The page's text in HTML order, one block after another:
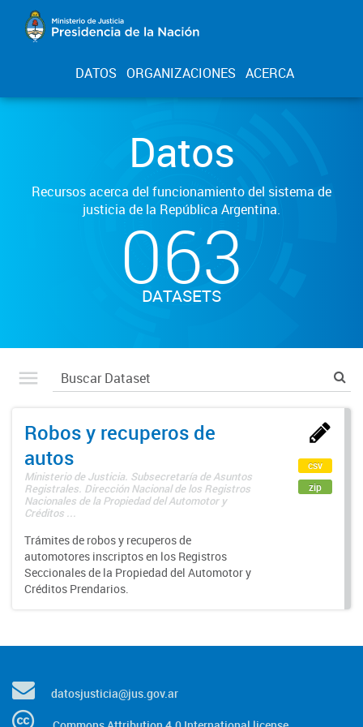
DATOS ORGANIZACIONES ACERCA
Datos
Recursos acerca del funcionamiento del sistema de
justicia de la República Argentina.
063
DATASETS
Robos y recuperos de
autos
Ministerio de Justicia. Subsecretaría de Asuntos
Registrales. Dirección Nacional de los Registros
Nacionales de la Propiedad del Automotor y
Créditos ...
Trámites de robos y recuperos de
automotores inscriptos en los Registros
Seccionales de la Propiedad del Automotor y
Créditos Prendarios.
csv
zip
datosjusticia@jus.gov.ar